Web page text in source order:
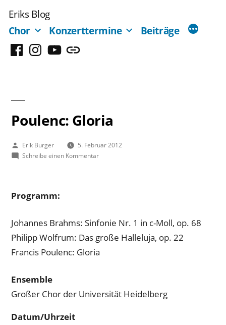
Inhalt
springen
Eriks Blog
Chor
Konzerttermine Beiträge
FacebookInstagram
YouTubeMastodon
Poulenc: Gloria
Veröffentlicht
von
Erik Burger
5. Februar 2012
Schreibe einen Kommentarzu
Programm:
Johannes Brahms: Sinfonie Nr. 1 in c-Moll, op. 68
Philipp Wolfrum: Das große Halleluja, op. 22
Francis Poulenc: Gloria
Ensemble
Großer Chor der Universität Heidelberg
Datum/Uhrzeit